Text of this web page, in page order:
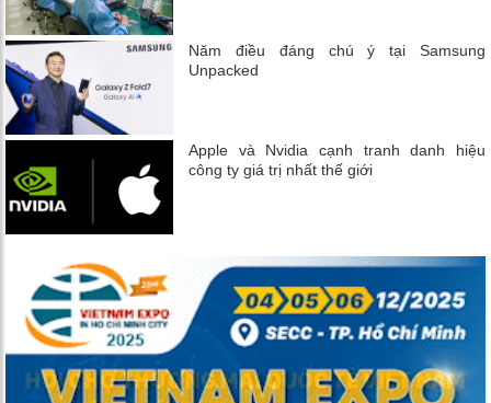
Năm điều đáng chú ý tại Samsung
Unpacked
Apple và Nvidia cạnh tranh danh hiệu
công ty giá trị nhất thế giới